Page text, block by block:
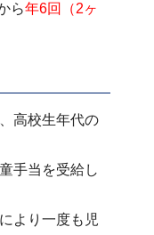
ら年6回（2ヶ
高校生年代の
手当を受給し
より一度も児